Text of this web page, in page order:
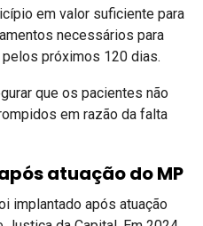
em valor suficiente para
necessários para
próximos 120 dias.
que os pacientes não
em razão da falta
atuação do MP
implantado após atuação